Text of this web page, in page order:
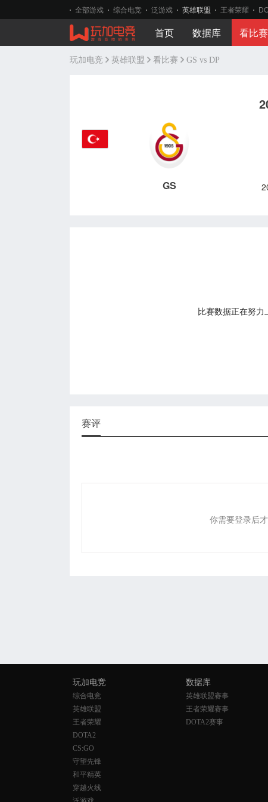
全部游戏 综合电竞 泛游戏 英雄联盟 王者荣耀
首页 数据库 看比赛
玩加电竞 英雄联盟 看比赛 GS vs DP
GS
比赛数据正在努力
赛评
你需要登录后
玩加电竞
综合电竞
英雄联盟
王者荣耀
DOTA2
CS:GO
守望先锋
和平精英
穿越火线
数据库
英雄联盟赛事
王者荣耀赛事
DOTA2赛事